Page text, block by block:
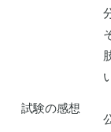
試験の感想